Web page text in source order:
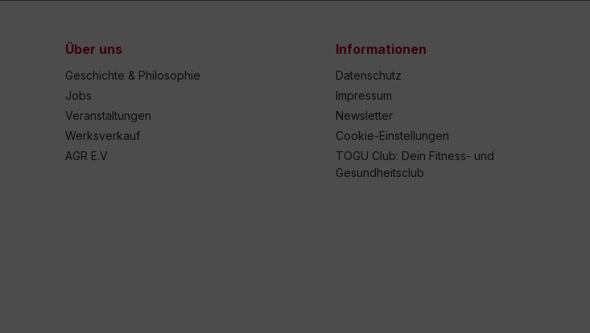
Über uns
Geschichte & Philosophie
Jobs
Veranstaltungen
Werksverkauf
AGR E.V
Informationen
Datenschutz
Impressum
Newsletter
Cookie-Einstellungen
TOGU Club: Dein Fitness- und
Gesundheitsclub